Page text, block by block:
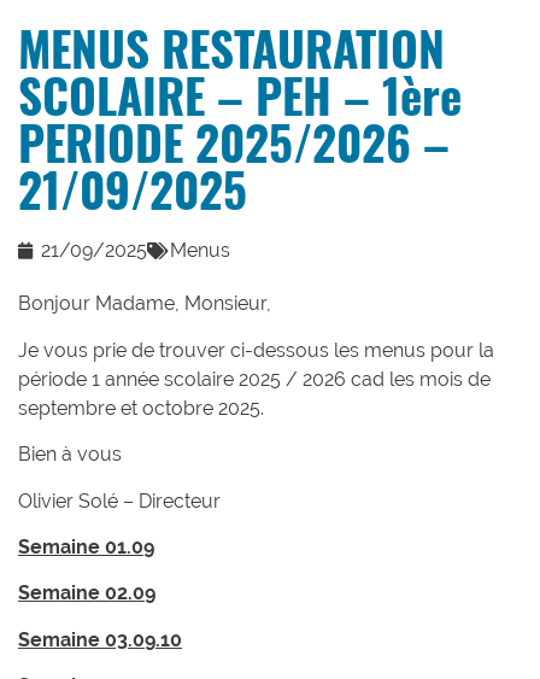
MENUS RESTAURATION
SCOLAIRE – PEH – 1ère
PERIODE 2025/2026 –
21/09/2025
21/09/2025 Menus
Bonjour Madame, Monsieur,
Je vous prie de trouver ci-dessous les menus pour la
période 1 année scolaire 2025 / 2026 cad les mois de
septembre et octobre 2025.
Bien à vous
Olivier Solé – Directeur
Semaine 01.09
Semaine 02.09
Semaine 03.09.10